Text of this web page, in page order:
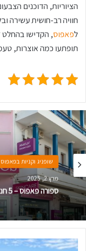
הציוריות, הדוכנים
חוויה רב-חושית עשירה
לפאפוס, הקדישו בהחלט
תופתעו כמה אוצרות,
שופניג וקניות בפאפוס
מרץ 2, 2025
ספורה פאפוס – 5 חנויות קוסמטיקה שיכולות להתאים לטיול
מ